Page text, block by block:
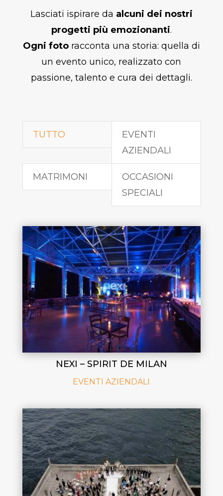
Lasciati ispirare da alcuni dei nostri
progetti più emozionanti.
Ogni fotoracconta una storia: quella di
un evento unico, realizzato con
passione, talento e cura dei dettagli.
TUTTO
EVENTI
AZIENDALI
MATRIMONI
OCCASIONI
SPECIALI
NEXI – SPIRIT DE MILAN
EVENTI AZIENDALI